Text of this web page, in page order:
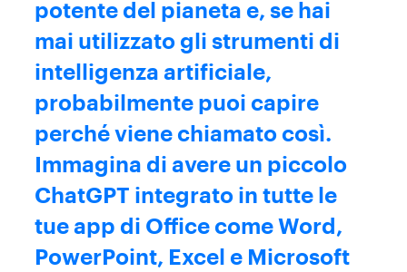
potente del pianeta e, se hai
mai utilizzato gli strumenti di
intelligenza artificiale,
probabilmente puoi capire
perché viene chiamato così.
Immagina di avere un piccolo
ChatGPT integrato in tutte le
tue app di Office come Word,
PowerPoint, Excel e Microsoft